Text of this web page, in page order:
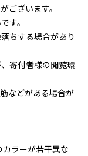
ございます。
す。
ちする場合があり
寄付者様の閲覧環
などがある場合が
カラーが若干異な